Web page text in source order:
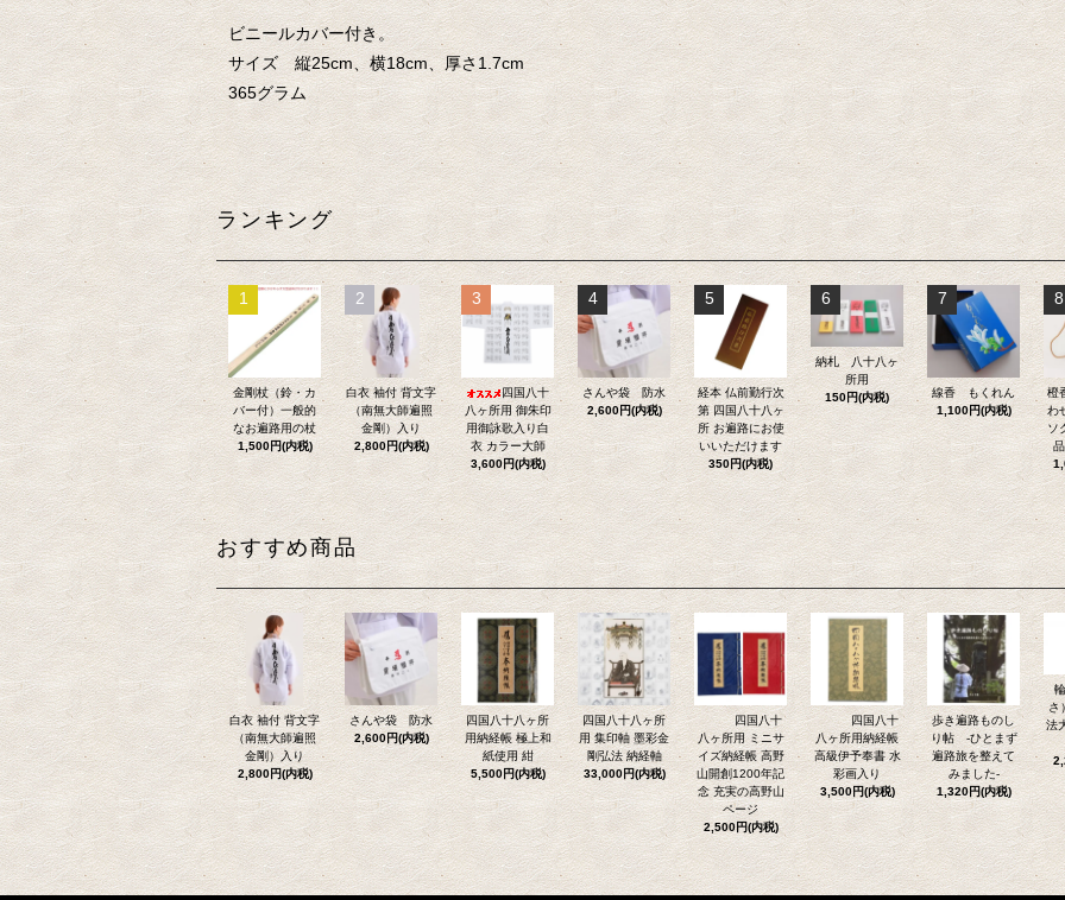
ビニールカバー付き。
サイズ 縦25cm、横18cm、厚さ1.7cm
365グラム
ランキング
1
金剛杖（鈴・カ
バー付）一般的
なお遍路用の杖
1,500円(内税)
2
白衣 袖付 背文字
（南無大師遍照
金剛）入り
2,800円(内税)
3
四国八十
八ヶ所用 御朱印
用御詠歌入り白
衣 カラー大師
3,600円(内税)
4
さんや袋 防水
2,600円(内税)
5
経本 仏前勤行次
第 四国八十八ヶ
所 お遍路にお使
いいただけます
350円(内税)
6
納札 八十八ヶ
所用
150円(内税)
7
線香 もくれん
1,100円(内税)
8
橙
わ
ソ
おすすめ商品
白衣 袖付 背文字
（南無大師遍照
金剛）入り
2,800円(内税)
さんや袋 防水
2,600円(内税)
四国八十八ヶ所
用納経帳 極上和
紙使用 紺
5,500円(内税)
四国八十八ヶ所
用 集印軸 墨彩金
剛弘法 納経軸
33,000円(内税)
四国八十
八ヶ所用 ミニサ
イズ納経帳 高野
山開創1200年記
念 充実の高野山
ページ
2,500円(内税)
四国八十
八ヶ所用納経帳
高級伊予奉書 水
彩画入り
3,500円(内税)
歩き遍路ものし
り帖 -ひとまず
遍路旅を整えて
みました-
1,320円(内税)
さ
法